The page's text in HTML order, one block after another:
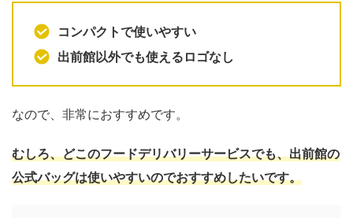
コンパクトで使いやすい
出前館以外でも使えるロゴなし
なので、非常におすすめです。
むしろ、どこのフードデリバリーサービスでも、出前館の
公式バッグは使いやすいのでおすすめしたいです。